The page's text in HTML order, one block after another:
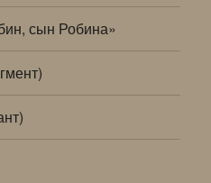
сын Робина»